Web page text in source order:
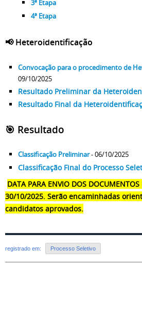
3ª Etapa
4ª Etapa
📢 Heteroidentificação
Convocação para o procedimento de
09/10/2025
Resultado Preliminar da
Resultado Final da
🎯 Resultado
Classificação Preliminar- 06/10/2025
Classificação Final do Processo
DATA PARA ENVIO DOS
30/10/2025. Serão encaminhadas
candidatos aprovados.
registrado em: Processo Seletivo